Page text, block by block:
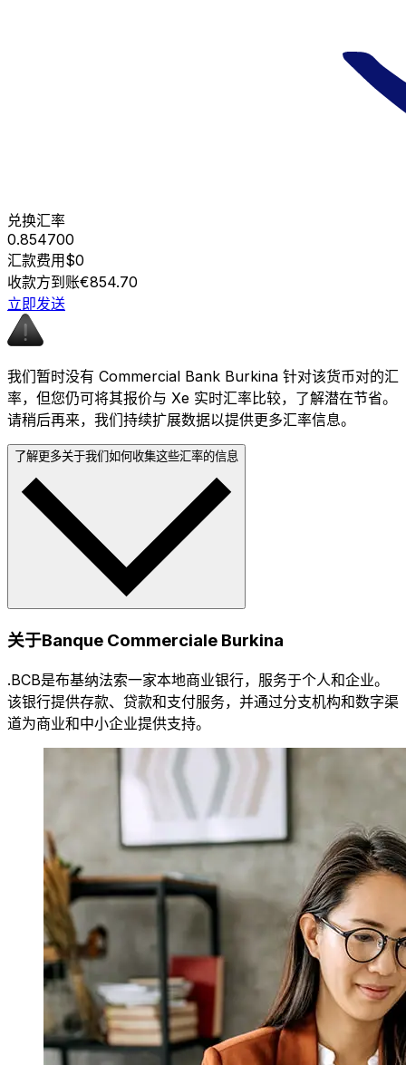
兑换汇率
0.854700
汇款费用$0
收款方到账€854.70
立即发送
我们暂时没有 Commercial Bank Burkina 针对该货币对的汇
率，但您仍可将其报价与 Xe 实时汇率比较，了解潜在节省。
请稍后再来，我们持续扩展数据以提供更多汇率信息。
了解更多关于我们如何收集这些汇率的信息
关于Banque Commerciale Burkina
.BCB是布基纳法索一家本地商业银行，服务于个人和企业。
该银行提供存款、贷款和支付服务，并通过分支机构和数字渠
道为商业和中小企业提供支持。